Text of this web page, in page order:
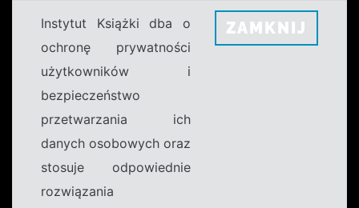
Instytut Książki dba o
ochronę prywatności
użytkowników i
bezpieczeństwo
przetwarzania ich
danych osobowych oraz
stosuje odpowiednie
rozwiązania
ZAMKNIJ